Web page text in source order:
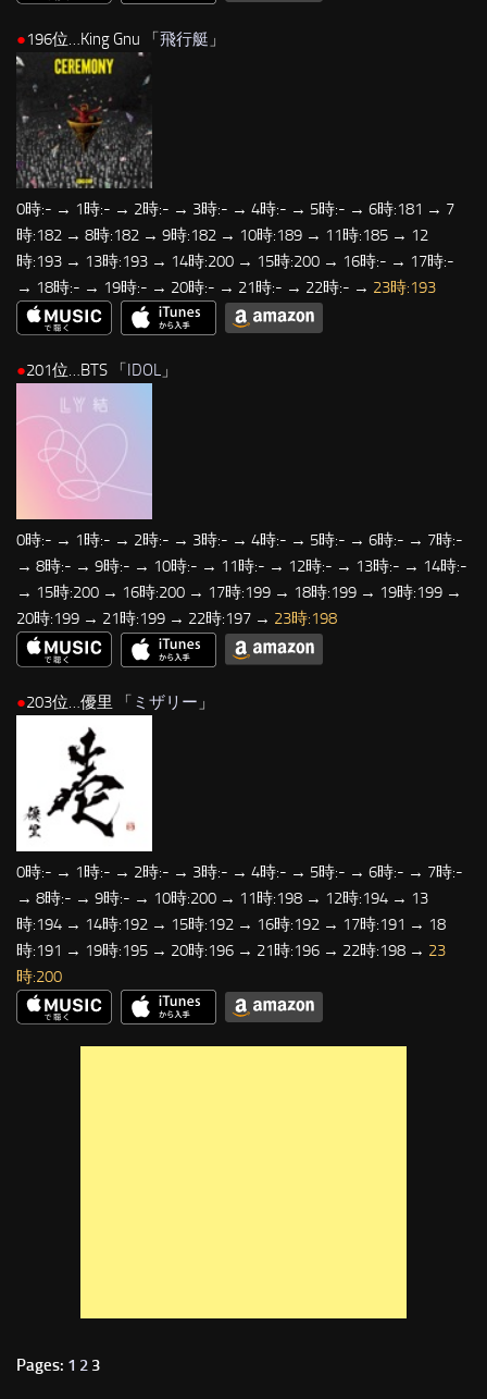
●196位…King Gnu 「飛行艇 」
0時:- → 1時:- → 2時:- → 3時:- → 4時:- → 5時:- → 6時:181 → 7
時:182 → 8時:182 → 9時:182 → 10時:189 → 11時:185 → 12
時:193 → 13時:193 → 14時:200 → 15時:200 → 16時:- → 17時:-
→ 18時:- → 19時:- → 20時:- → 21時:- → 22時:- → 23時:193
●201位…BTS 「 IDOL 」
0時:- → 1時:- → 2時:- → 3時:- → 4時:- → 5時:- → 6時:- → 7時:-
→ 8時:- → 9時:- → 10時:- → 11時:- → 12時:- → 13時:- → 14時:-
→ 15時:200 → 16時:200 → 17時:199 → 18時:199 → 19時:199 →
20時:199 → 21時:199 → 22時:197 → 23時:198
●203位…優里 「 ミザリー 」
0時:- → 1時:- → 2時:- → 3時:- → 4時:- → 5時:- → 6時:- → 7時:-
→ 8時:- → 9時:- → 10時:200 → 11時:198 → 12時:194 → 13
時:194 → 14時:192 → 15時:192 → 16時:192 → 17時:191 → 18
時:191 → 19時:195 → 20時:196 → 21時:196 → 22時:198 → 23
時:200
Pages: 1 2 3